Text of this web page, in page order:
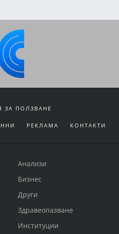
ЗА ПОЛЗВАНЕ
РЕКЛАМА КОНТАКТИ
Анализи
Бизнес
Други
Здравеопазване
Институции